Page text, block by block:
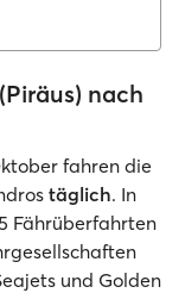
nach
fahren die
täglich. In
Fährüberfahrten
und Golden